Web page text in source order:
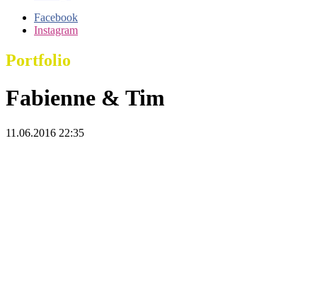
Facebook
Instagram
Portfolio
Fabienne & Tim
11.06.2016 22:35